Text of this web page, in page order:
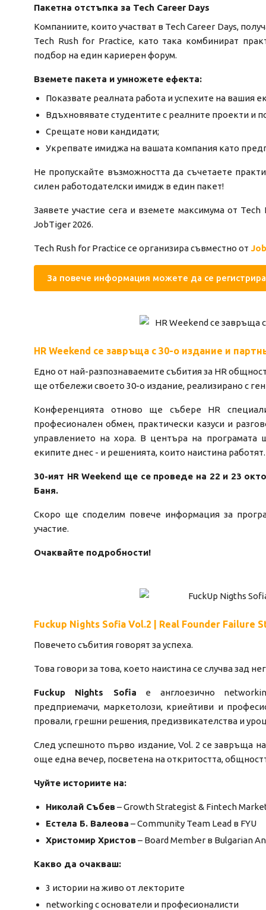
Пакетна отстъпка за Tech Career Days
Компаниите, които участват в Tech Career Days,
Tech Rush for Practice, като така комбинират
подбор на един кариерен форум.
Вземете пакета и умножете ефекта:
Показвате реалната работа и успехите на вашия
Вдъхновявате студентите с реалните проекти и
Срещате нови кандидати;
Укрепвате имиджа на вашата компания като
Не пропускайте възможността да съчетаете
силен работодателски имидж в един пакет!
Заявете участие сега и вземете максимума от
JobTiger 2026.
Tech Rush for Practice се организира съвместно от
За повече информация можете да се
HR Weekend се завръща с 30-о издание и
Едно от най-разпознаваемите събития за HR
ще отбележи своето 30-о издание, реализирано с
Конференцията отново ще събере HR
професионален обмен, практически казуси и
управлението на хора. В центъра на програмата
екипите днес - и решенията, които наистина работят.
30-ият HR Weekend ще се проведе на 22 и 23
Баня.
Скоро ще споделим повече информация за
участие.
Очаквайте подробности!
Fuckup Nights Sofia Vol.2 | Real Founder Failure
Повечето събития говорят за успеха.
Това говори за това, което наистина се случва зад
Fuckup Nights Sofia е англоезично
предприемачи, маркетолози, криейтиви и
провали, грешни решения, предизвикателства и
След успешното първо издание, Vol. 2 се завръща
още една вечер, посветена на откритостта,
Чуйте историите на:
Николай Събев– Growth Strategist & Fintech
Естела Б. Валеова – Community Team Lead в FYU
Христомир Христов– Board Member в Bulgarian
Какво да очакваш:
3 истории на живо от лекторите
networking с основатели и професионалисти